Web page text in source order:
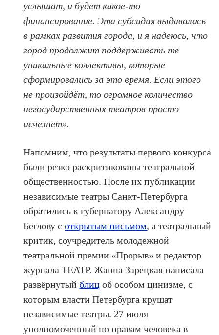
услышат, и будет какое-то
финансирование. Эта субсидия выдавалась
в рамках развития города, и я надеюсь, что
город продолжит поддерживать те
уникальные коллективы, которые
сформировались за это время. Если этого
не произойдёт, то огромное количество
негосударственных театров просто
исчезнет».
Напомним, что результаты первого конкурса
были резко раскритикованы театральной
общественностью. После их публикации
независимые театры Санкт-Петербурга
обратились к губернатору Александру
Беглову соткрытым письмом, а театральный
критик, соучредитель молодежной
театральной премии «Прорыв» и редактор
журнала ТЕАТР. Жанна Зарецкая написала
развёрнутый блиц об особом цинизме, с
которым власти Петербурга крушат
независимые театры. 27 июля
уполномоченный по правам человека в